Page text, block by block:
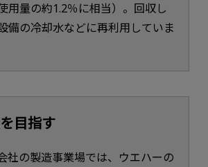
用量の約1.2％に相当）。回収し
備の冷却水などに再利用していま
目指す
社の製造事業場では、ウエハーの